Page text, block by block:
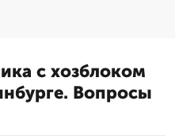
с хозблоком
Вопросы